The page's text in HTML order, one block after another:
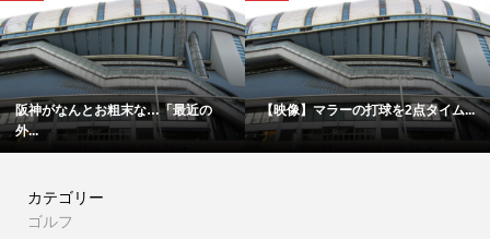
がなんとお粗末な…「最近の
【映像】マラーの打球を2点タイム... 「
カテゴリー
ゴルフ